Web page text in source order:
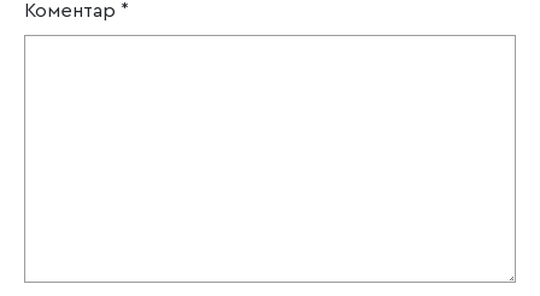
Коментар *